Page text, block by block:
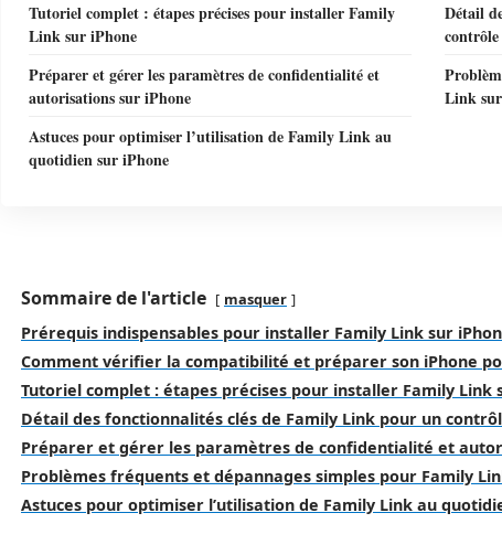
Tutoriel complet : étapes précises pour installer Family
Link sur iPhone
Détail
Préparer et gérer les paramètres de confidentialité et
autorisations sur iPhone
Link
Astuces pour optimiser l’utilisation de Family Link au
quotidien sur iPhone
Sommaire de l'article masquer
Prérequis indispensables pour installer Family Link sur
Comment vérifier la compatibilité et préparer son iPhone
Tutoriel complet : étapes précises pour installer Family Link
Détail des fonctionnalités clés de Family Link pour un
Préparer et gérer les paramètres de confidentialité et
Problèmes fréquents et dépannages simples pour Family
Astuces pour optimiser l’utilisation de Family Link au